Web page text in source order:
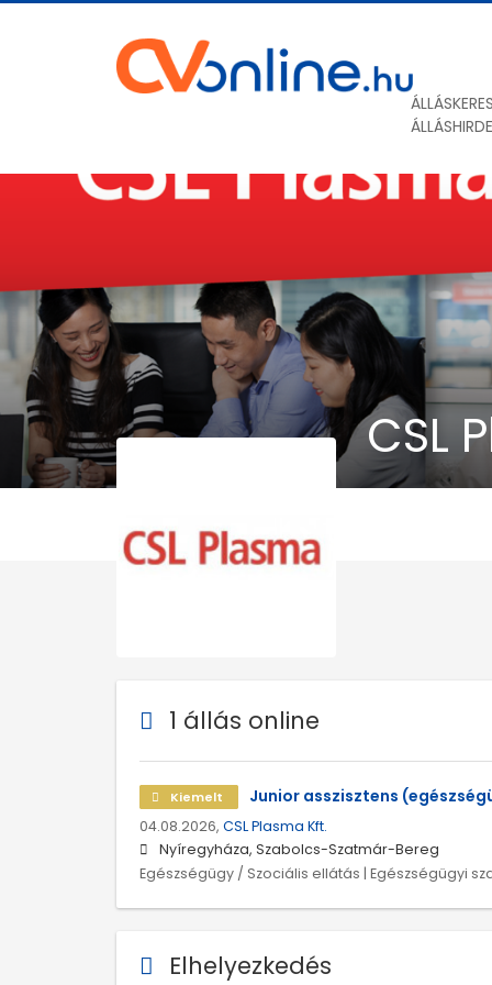
CSL
1 állás online
Kiemelt Junior asszisztens
04.08.2026, CSL Plasma Kft.
Nyíregyháza, Szabolcs-Szatmár-Bereg
Egészségügy / Szociális ellátás | Egészségügyi
Elhelyezkedés